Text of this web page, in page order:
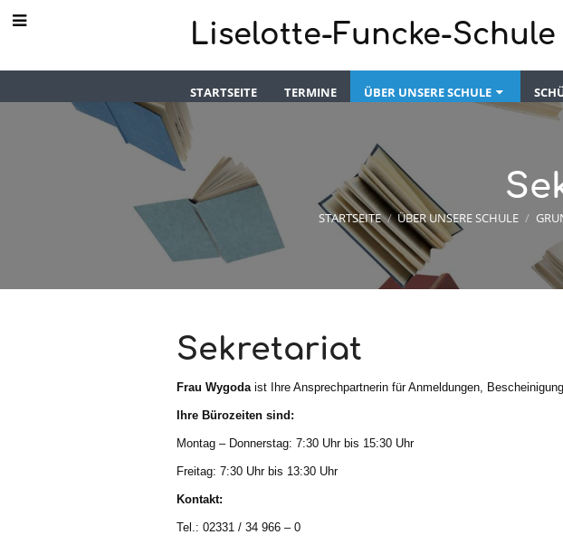
Liselotte-Funcke-Schule
STARTSEITE
TERMINE ÜBER UNSERE SCHULE
STARTSEITE / ÜBER UNSERE SCHULE /
Sekretariat
Sekretariat
Frau Wygodaist Ihre Ansprechpartnerin für Anmeldungen,
Ihre Bürozeiten sind:
Montag – Donnerstag: 7:30 Uhr bis 15:30 Uhr
Freitag: 7:30 Uhr bis 13:30 Uhr
Kontakt:
Tel.: 02331 / 34 966 – 0